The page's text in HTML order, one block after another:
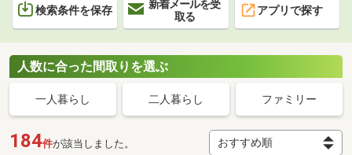
検索条件を保存
新着メールを受
取る
アプリで探す
人数に合った間取りを選ぶ
一人暮らし 二人暮らし ファミリー
184件が該当しました。